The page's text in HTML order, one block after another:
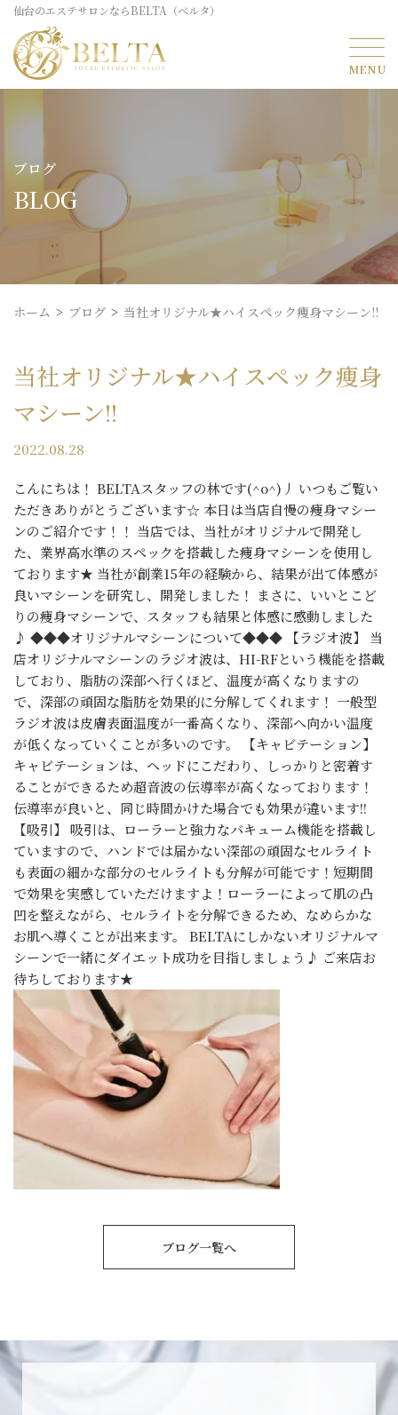
仙台のエステサロンならBELTA（ベルタ）
ブログ
BLOG
ホーム ブログ 当社オリジナル★ハイスペック痩身マシーン!!
当社オリジナル★ハイスペック痩身
マシーン!!
2022.08.28
こんにちは！ BELTAスタッフの林です(^o^)丿 いつもご覧い
ただきありがとうございます☆ 本日は当店自慢の痩身マシー
ンのご紹介です！！ 当店では、当社がオリジナルで開発し
た、業界高水準のスペックを搭載した痩身マシーンを使用し
ております★ 当社が創業15年の経験から、結果が出て体感が
良いマシーンを研究し、開発しました！ まさに、いいとこど
りの痩身マシーンで、スタッフも結果と体感に感動しました
♪ ◆◆◆オリジナルマシーンについて◆◆◆ 【ラジオ波】 当
店オリジナルマシーンのラジオ波は、HI-RFという機能を搭載
しており、脂肪の深部へ行くほど、温度が高くなりますの
で、深部の頑固な脂肪を効果的に分解してくれます！ 一般型
ラジオ波は皮膚表面温度が一番高くなり、深部へ向かい温度
が低くなっていくことが多いのです。 【キャビテーション】
キャビテーションは、ヘッドにこだわり、しっかりと密着す
ることができるため超音波の伝導率が高くなっております！
伝導率が良いと、同じ時間かけた場合でも効果が違います!!
【吸引】 吸引は、ローラーと強力なバキューム機能を搭載し
ていますので、ハンドでは届かない深部の頑固なセルライト
も表面の細かな部分のセルライトも分解が可能です！短期間
で効果を実感していただけますよ！ローラーによって肌の凸
凹を整えながら、セルライトを分解できるため、なめらかな
お肌へ導くことが出来ます。 BELTAにしかないオリジナルマ
シーンで一緒にダイエット成功を目指しましょう♪ ご来店お
待ちしております★
ブログ一覧へ